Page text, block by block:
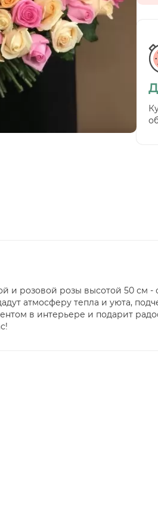
и розовой розы высотой 50 см -
атмосферу тепла и уюта,
в интерьере и подарит